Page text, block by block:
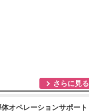
さらに見る
体オペレーションサポート